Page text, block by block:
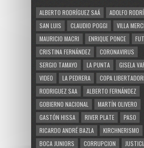
ALBERTO RODRÍGUEZ SAÁ
ADOLFO
SAN LUIS
CLAUDIO POGGI
VILLA
MAURICIO MACRI
ENRIQUE PONCE
CRISTINA FERNÁNDEZ
CORONAVIRUS
SERGIO TAMAYO
LA PUNTA
GISELA
VIDEO
LA PEDRERA
COPA
RODRIGUEZ SAA
ALBERTO FERNÁNDEZ
GOBIERNO NACIONAL
MARTÍN OLIVERO
GASTÓN HISSA
RIVER PLATE
PASO
RICARDO ANDRÉ BAZLA
KIRCHNERISMO
BOCA JUNIORS
CORRUPCION